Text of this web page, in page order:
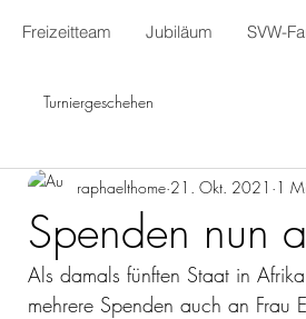
Freizeitteam Jubiläum SVW-
Turniergeschehen
Spenden nun
raphaelthome 21. Okt. 2021 1
Als damals fünften Staat in
mehrere Spenden auch an Frau